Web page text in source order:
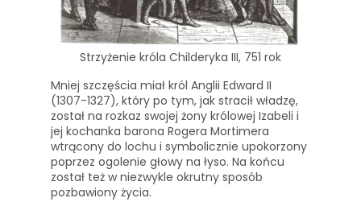
Strzyżenie króla Childeryka III, 751 rok
Mniej szczęścia miał król Anglii Edward II
(1307-1327), który po tym, jak stracił władzę,
został na rozkaz swojej żony królowej Izabeli i
jej kochanka barona Rogera Mortimera
wtrącony do lochu i symbolicznie upokorzony
poprzez ogolenie głowy na łyso. Na końcu
został też w niezwykle okrutny sposób
pozbawiony życia.